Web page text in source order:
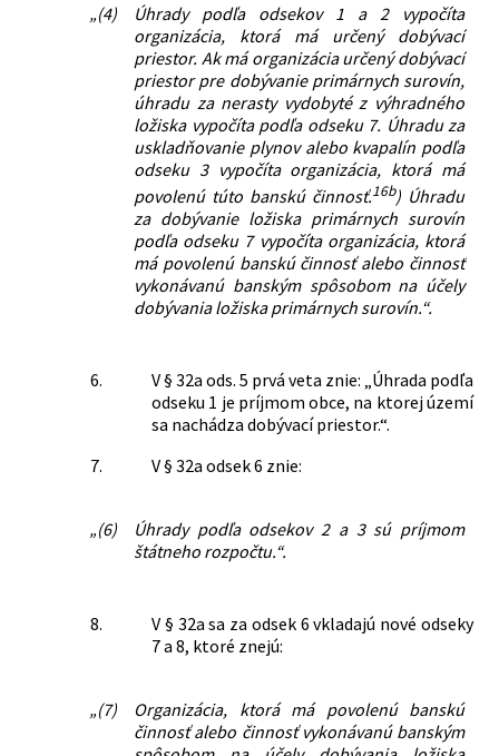
„(4)
Úhrady podľa odsekov 1 a 2 vypočíta
organizácia, ktorá má určený dobývací
priestor. Ak má organizácia určený dobývací
priestor pre dobývanie primárnych surovín,
úhradu za nerasty vydobyté z výhradného
ložiska vypočíta podľa odseku 7. Úhradu za
uskladňovanie plynov alebo kvapalín podľa
odseku 3 vypočíta organizácia, ktorá má
povolenú túto banskú činnosť.16b) Úhradu
za dobývanie ložiska primárnych surovín
podľa odseku 7 vypočíta organizácia, ktorá
má povolenú banskú činnosť alebo činnosť
vykonávanú banským spôsobom na účely
dobývania ložiska primárnych surovín.“.
6.
V § 32a ods. 5 prvá veta znie: „Úhrada podľa
odseku 1 je príjmom obce, na ktorej území
sa nachádza dobývací priestor.“.
7.
V § 32a odsek 6 znie:
„(6)
Úhrady podľa odsekov 2 a 3 sú príjmom
štátneho rozpočtu.“.
8.
V § 32a sa za odsek 6 vkladajú nové odseky
7 a 8, ktoré znejú:
„(7)
Organizácia, ktorá má povolenú banskú
činnosť alebo činnosť vykonávanú banským